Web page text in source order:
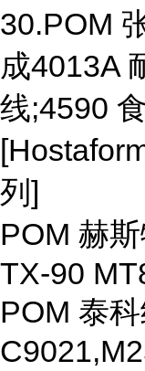
30.POM
成4013A
线;4590
列]
POM 赫
TX-90
POM 泰